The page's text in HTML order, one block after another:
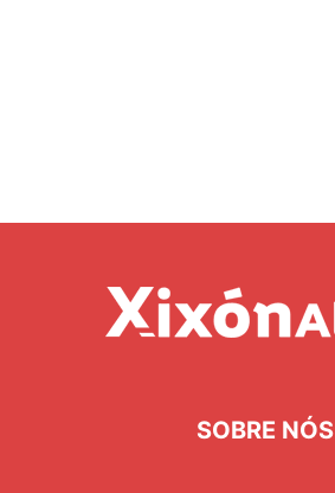
SOBRE NÓS